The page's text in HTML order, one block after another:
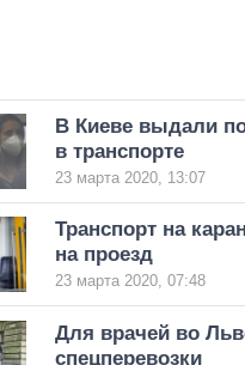
В Киеве выдали
в транспорте
23 марта 2020, 13:07
Транспорт на
на проезд
23 марта 2020, 07:48
Для врачей во
спецперевозки